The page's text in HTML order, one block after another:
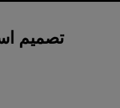
تصميم